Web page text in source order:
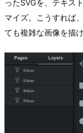
ったSVGを、テキス
マイズ。こうすれば
ても複雑な画像を描